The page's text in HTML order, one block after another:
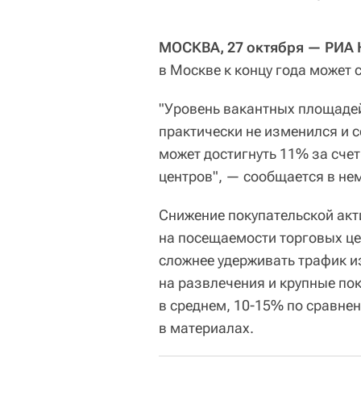
МОСКВА, 27 октября — РИА
в Москве к концу года может
"Уровень вакантных
практически не изменился и
может достигнуть 11% за
центров", — сообщается в
Снижение покупательской
на посещаемости торговых
сложнее удерживать трафик
на развлечения и крупные
в среднем, 10-15% по
в материалах.